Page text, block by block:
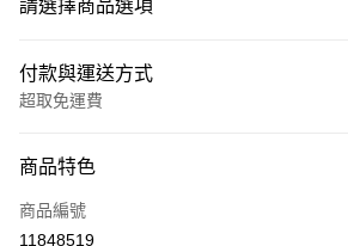
請選擇商品選項
付款與運送方式
超取免運費
信用卡一次付款
超商取貨付款
商品特色
商品編號
11848519